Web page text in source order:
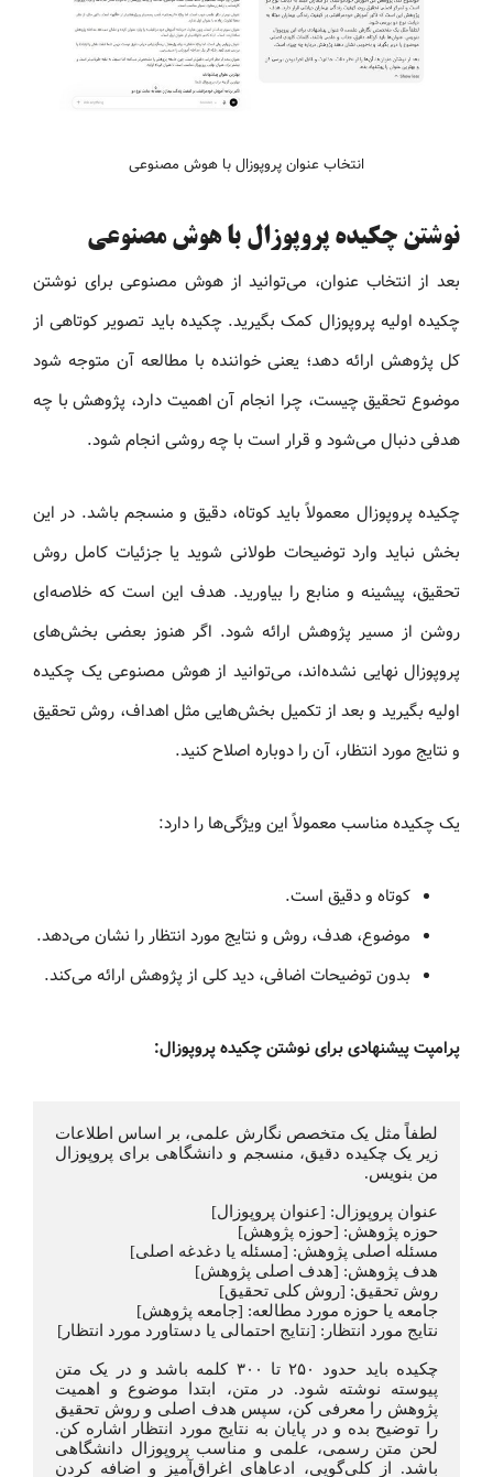
انتخاب عنوان پروپوزال با هوش مصنوعی
نوشتن چکیده پروپوزال با هوش مصنوعی
بعد از انتخاب عنوان، می‌توانید از هوش مصنوعی برای نوشتن
چکیده اولیه پروپوزال کمک بگیرید. چکیده باید تصویر کوتاهی از
کل پژوهش ارائه دهد؛ یعنی خواننده با مطالعه آن متوجه شود
موضوع تحقیق چیست، چرا انجام آن اهمیت دارد، پژوهش با چه
هدفی دنبال می‌شود و قرار است با چه روشی انجام شود.
چکیده پروپوزال معمولاً باید کوتاه، دقیق و منسجم باشد. در این
بخش نباید وارد توضیحات طولانی شوید یا جزئیات کامل روش
تحقیق، پیشینه و منابع را بیاورید. هدف این است که خلاصه‌ای
روشن از مسیر پژوهش ارائه شود. اگر هنوز بعضی بخش‌های
پروپوزال نهایی نشده‌اند، می‌توانید از هوش مصنوعی یک چکیده
اولیه بگیرید و بعد از تکمیل بخش‌هایی مثل اهداف، روش تحقیق
و نتایج مورد انتظار، آن را دوباره اصلاح کنید.
یک چکیده مناسب معمولاً این ویژگی‌ها را دارد:
کوتاه و دقیق است.
موضوع، هدف، روش و نتایج مورد انتظار را نشان می‌دهد.
بدون توضیحات اضافی، دید کلی از پژوهش ارائه می‌کند.
پرامپت پیشنهادی برای نوشتن چکیده پروپوزال:
من بنویس.
عنوان پروپوزال: [عنوان پروپوزال]
حوزه پژوهش: [حوزه پژوهش]
مسئله اصلی پژوهش: [مسئله یا دغدغه اصلی]
هدف پژوهش: [هدف اصلی پژوهش]
روش تحقیق: [روش کلی تحقیق]
جامعه یا حوزه مورد مطالعه: [جامعه پژوهش]
نتایج مورد انتظار: [نتایج احتمالی یا دستاورد مورد انتظار]